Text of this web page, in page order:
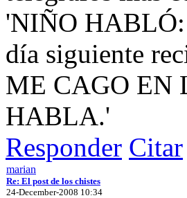
'NIÑO
día siguiente
ME CAGO EN
HABLA.'
Responder Citar
marian
Re: El post de los chistes
24-December-2008 10:34